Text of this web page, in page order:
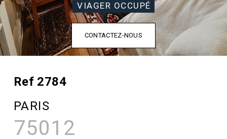
VIAGER OCCUPÉ
CONTACTEZ-NOUS
Ref 2784
PARIS
75012